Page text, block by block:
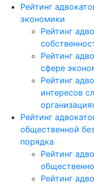
Рейтинг
экономики
Рейтинг
Рейтинг
сфере
Рейтинг
интересов
Рейтинг
общественной
порядка
Рейтинг
Рейтинг